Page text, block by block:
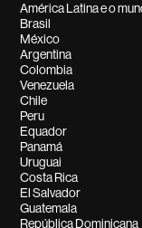
América Latina e o
Brasil
México
Argentina
Colombia
Venezuela
Chile
Peru
Equador
Panamá
Uruguai
Costa Rica
El Salvador
Guatemala
República Dominicana